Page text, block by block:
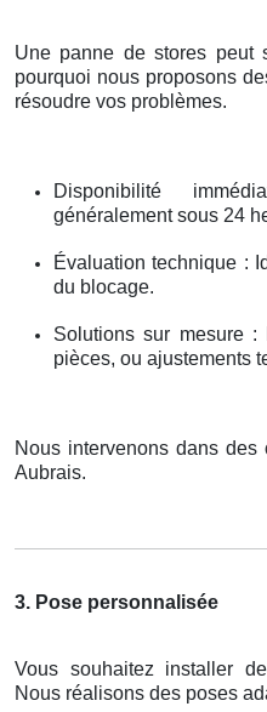
Une panne de stores peut
pourquoi nous proposons
résoudre vos problèmes.
Disponibilité
généralement sous 24
Évaluation technique :
du blocage.
Solutions sur mesure :
pièces, ou ajustements
Nous intervenons dans des
Aubrais.
3. Pose personnalisée
Vous souhaitez installer
Nous réalisons des poses